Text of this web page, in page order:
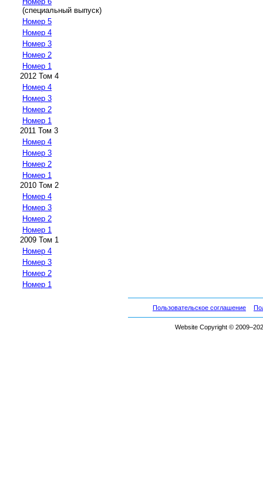
(специальный выпуск)
Номер 5
Номер 4
Номер 3
Номер 2
Номер 1
2012 Том 4
Номер 4
Номер 3
Номер 2
Номер 1
2011 Том 3
Номер 4
Номер 3
Номер 2
Номер 1
2010 Том 2
Номер 4
Номер 3
Номер 2
Номер 1
2009 Том 1
Номер 4
Номер 3
Номер 2
Номер 1
Пользовательское соглашение
Website Copyright ©